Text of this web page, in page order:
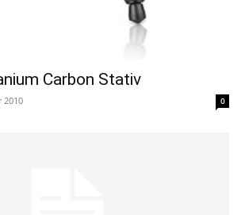
Carbon Stativ
2010 0